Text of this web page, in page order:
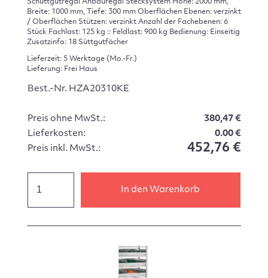
Schüttgutregal Anbauregal Stecksystem Höhe: 2000 mm,
Breite: 1000 mm, Tiefe: 300 mm Oberflächen Ebenen: verzinkt
/ Oberflächen Stützen: verzinkt Anzahl der Fachebenen: 6
Stück Fachlast: 125 kg :: Feldlast: 900 kg Bedienung: Einseitig
Zusatzinfo: 18 Süttgutfächer
Lieferzeit: 5 Werktage (Mo.-Fr.)
Lieferung: Frei Haus
Best.-Nr. HZA20310KE
Preis ohne MwSt.:
380,47 €
Lieferkosten:
0.00 €
Preis inkl. MwSt.:
452,76 €
In den Warenkorb